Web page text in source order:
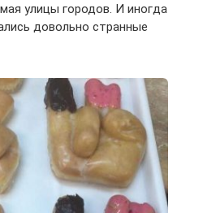
улицы городов. И иногда
довольно странные